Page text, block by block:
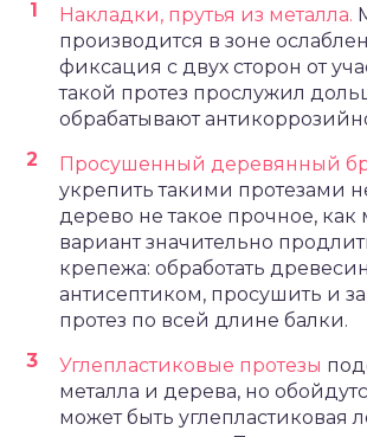
Накладки, прутья из металла.
производится в зоне
фиксация с двух сторон от
такой протез прослужил
обрабатывают
Просушенный деревянный
укрепить такими протезами
дерево не такое прочное, как
вариант значительно
крепежа: обработать
антисептиком, просушить и
протез по всей длине балки.
Углепластиковые протезы
металла и дерева, но
может быть углепластиковая